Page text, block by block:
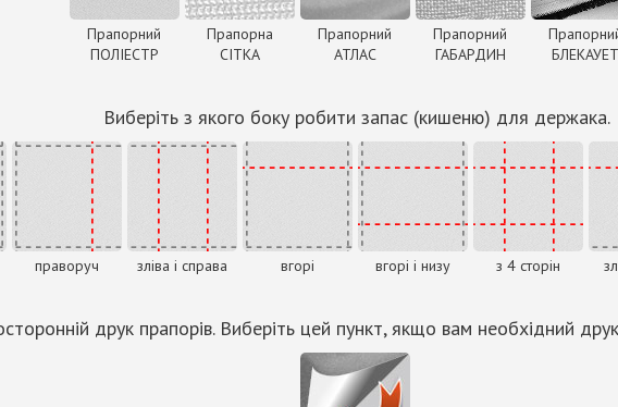
Прапорний
ПОЛІЕСТР
Прапорна
СІТКА
Прапорний
АТЛАС
Прапорний
ГАБАРДИН
БЛЕКАУЕТ
Виберіть з якого боку робити запас (кишеню) для держака.
праворуч зліва і справа вгорі вгорі і низу з 4 сторін
друк прапорів. Виберіть цей пункт, якщо вам необхідний